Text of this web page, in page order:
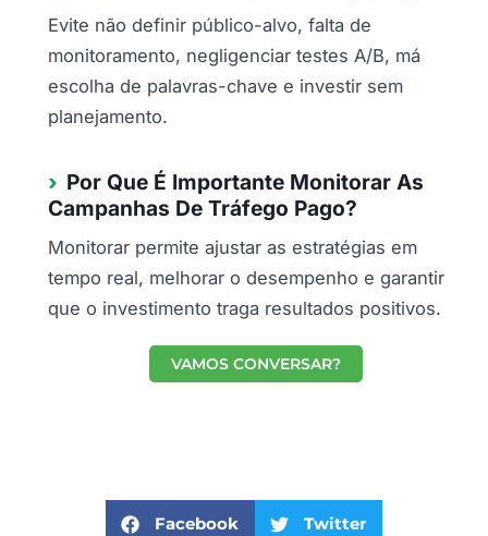
Evite não definir público-alvo, falta de
monitoramento, negligenciar testes A/B, má
escolha de palavras-chave e investir sem
planejamento.
Por Que É Importante Monitorar As
Campanhas De Tráfego Pago?
Monitorar permite ajustar as estratégias em
tempo real, melhorar o desempenho e garantir
que o investimento traga resultados positivos.
VAMOS CONVERSAR?
Facebook Twitter